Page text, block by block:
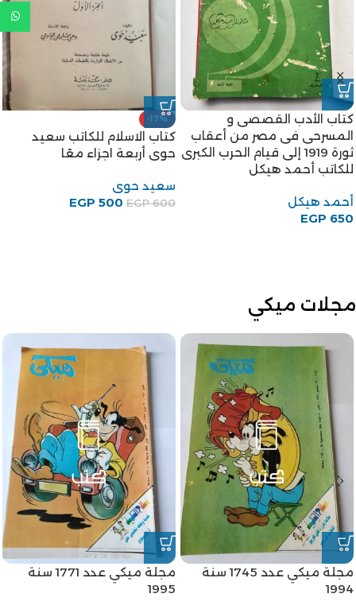
كتاب الأدب القصصى و
المسرحى فى مصر من أعقاب
ثورة 1919 إلى قيام الحرب الكبرى
للكاتب أحمد هيكل
أحمد هيكل
EGP 650
-17%
كتاب الاسلام للكاتب سعيد
حوى أربعة اجزاء معًا
سعيد حوى
EGP600
EGP 500
مجلات ميكي
مجلة ميكي عدد 1745 سنة
1994
مجلة ميكي عدد 1771 سنة
1995